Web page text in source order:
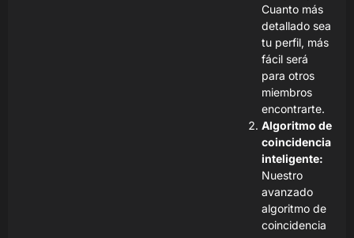
Cuanto más
detallado sea
tu perfil, más
fácil será
para otros
miembros
encontrarte.
Algoritmo de
coincidencia
inteligente:
Nuestro
avanzado
algoritmo de
coincidencia